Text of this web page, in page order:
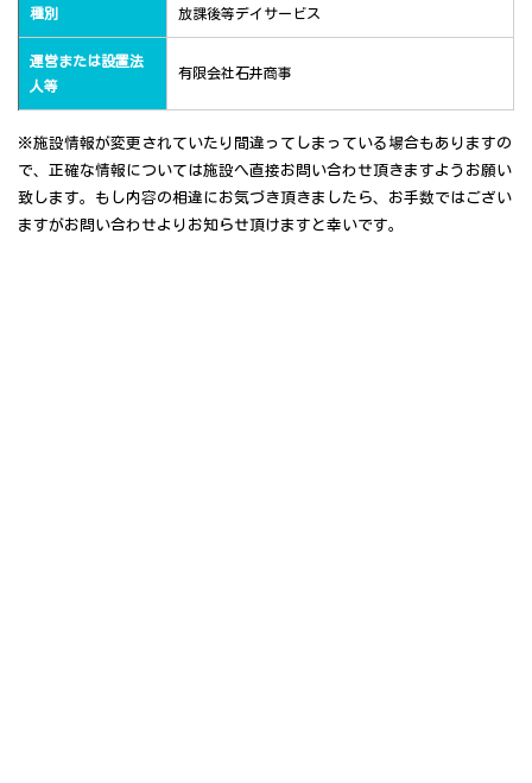
種別 放課後等デイサービス
運営または設置法
人等
有限会社石井商事
※施設情報が変更されていたり間違ってしまっている場合もありますの
で、正確な情報については施設へ直接お問い合わせ頂きますようお願い
致します。もし内容の相違にお気づき頂きましたら、お手数ではござい
ますがお問い合わせよりお知らせ頂けますと幸いです。